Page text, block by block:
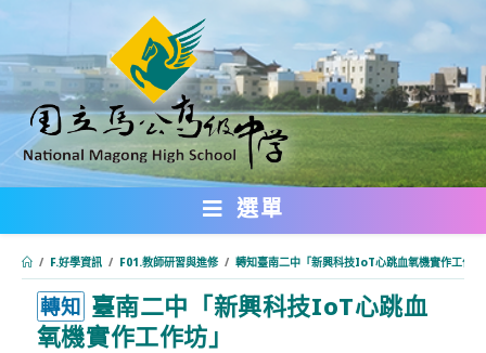
轉
主
要
內
選單
/ F.好學資訊 / F01.教師研習與進修 / 轉知臺南二中「新興科技IoT心跳血氧機實作工作坊
轉知 臺南二中「新興科技IoT心跳血
氧機實作工作坊」